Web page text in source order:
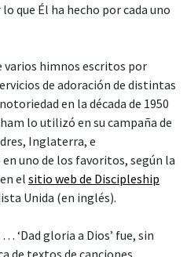
que Él ha hecho por cada uno
varios himnos escritos por
de adoración de distintas
en la década de 1950
lo utilizó en su campaña de
Inglaterra, e
uno de los favoritos, según la
el sitio web de Discipleship
Unida (en inglés).
‘Dad gloria a Dios’ fue, sin